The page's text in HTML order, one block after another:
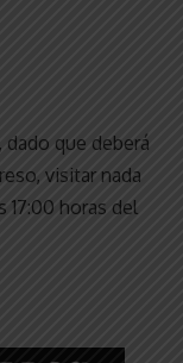
dado que deberá
visitar nada
horas del